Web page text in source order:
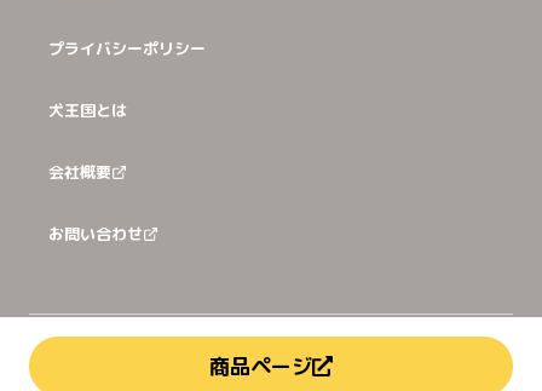
商品ページ
プライバシーポリシー
犬王国とは
会社概要
お問い合わせ
2026犬猫王国株式会社